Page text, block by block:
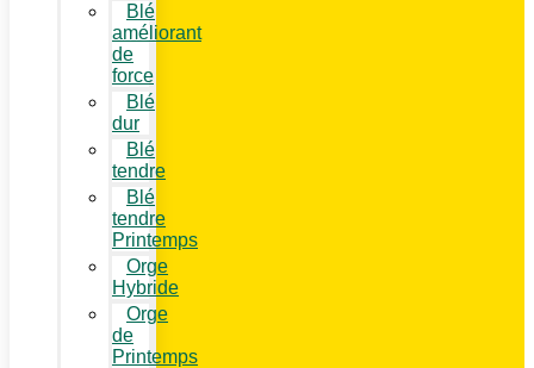
Blé
améliorant
de
force
Blé
dur
Blé
tendre
Blé
tendre
Printemps
Orge
Hybride
Orge
de
Printemps